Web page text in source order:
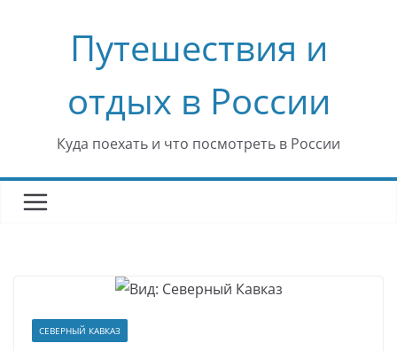
содержимомуПутешествия и
отдых в России
Куда поехать и что посмотреть в России
СЕВЕРНЫЙ КАВКАЗ